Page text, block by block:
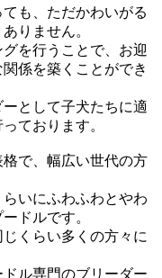
も、ただかわいがる
りません。
を行うことで、お迎
係を築くことができ
として子犬たちに適
ております。
で、幅広い世代の方
いにふわふわとやわ
ドルです。
くらい多くの方々に
ル専門のブリーダー